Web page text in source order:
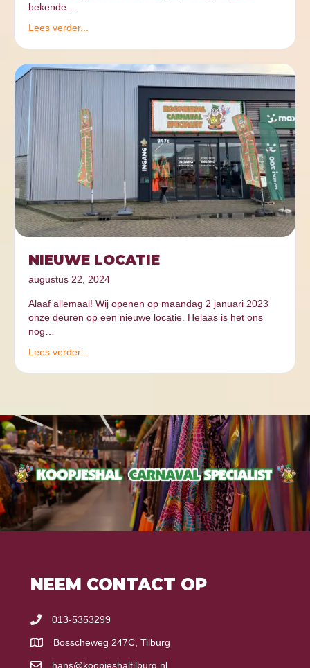
bekende…
Lees verder...
NIEUWE LOCATIE
augustus 22, 2024
Alaaf allemaal! Wij openen op maandag 2 januari 2023
onze deuren op een nieuwe locatie. Helaas is het ons
nog…
Lees verder...
NEEM CONTACT OP
013-5353299
Bosscheweg 247C, Tilburg
hans@koopjeshaltilburg.nl